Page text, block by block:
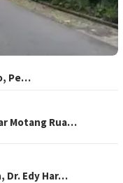
Pe…
Motang Rua…
Dr. Edy Har…